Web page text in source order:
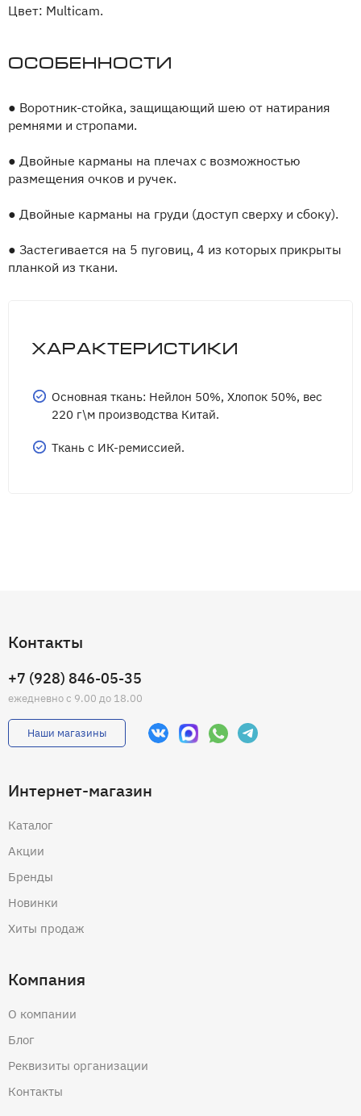
Цвет: Multicam.
Особенности
● Воротник-стойка, защищающий шею от натирания
ремнями и стропами.
● Двойные карманы на плечах с возможностью
размещения очков и ручек.
● Двойные карманы на груди (доступ сверху и сбоку).
● Застегивается на 5 пуговиц, 4 из которых прикрыты
планкой из ткани.
Характеристики
Основная ткань: Нейлон 50%, Хлопок 50%, вес
220 г\м производства Китай.
Ткань с ИК-ремиссией.
Контакты
+7 (928) 846-05-35
ежедневно с 9.00 до 18.00
Наши магазины
Интернет-магазин
Каталог
Акции
Бренды
Новинки
Хиты продаж
Компания
О компании
Блог
Реквизиты организации
Контакты